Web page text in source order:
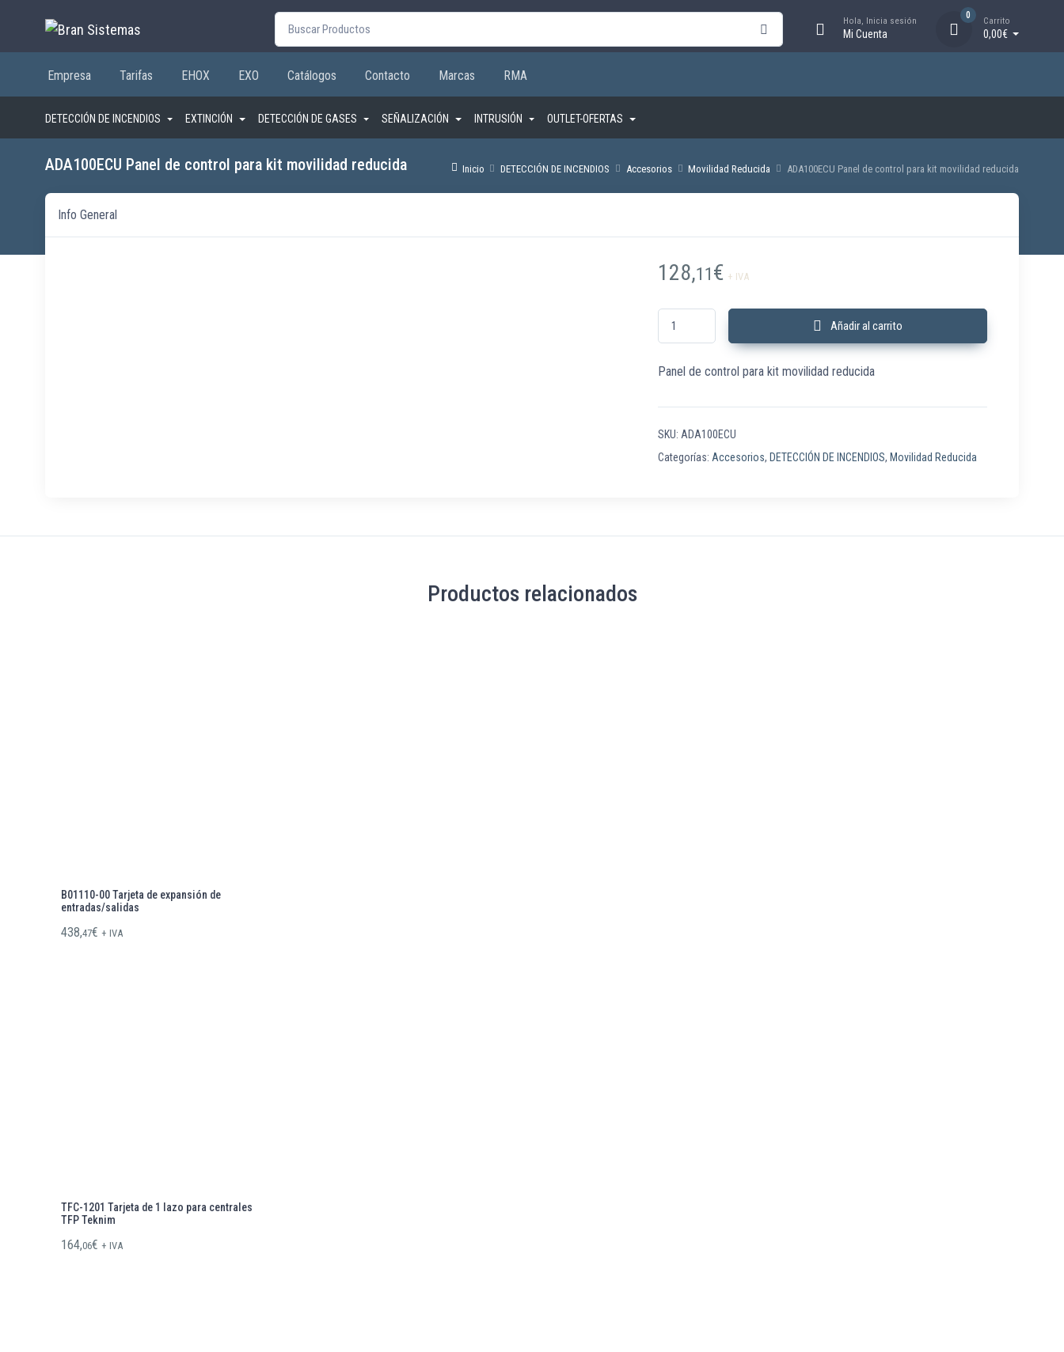
Buscar por: Hola, Inicia sesión
Mi Cuenta
0
Carrito
0,00€
Empresa Tarifas EHOX EXO Catálogos Contacto Marcas RMA
DETECCIÓN DE INCENDIOS EXTINCIÓN DETECCIÓN DE GASES SEÑALIZACIÓN INTRUSIÓN OUTLET-OFERTAS
Inicio DETECCIÓN DE INCENDIOS Accesorios Movilidad Reducida ADA100ECU Panel de control para kit movilidad reducida
ADA100ECU Panel de control para kit movilidad reducida
Info General
128,11€ + IVA
ADA100ECU Panel de control para kit movilidad reducida cantidad
Añadir al carrito
Panel de control para kit movilidad reducida
SKU: ADA100ECU
Categorías: Accesorios, DETECCIÓN DE INCENDIOS, Movilidad Reducida
Productos relacionados
B01110-00 Tarjeta de expansión de
entradas/salidas
438,47€ + IVA
TFC-1201 Tarjeta de 1 lazo para centrales
TFP Teknim
164,06€ + IVA